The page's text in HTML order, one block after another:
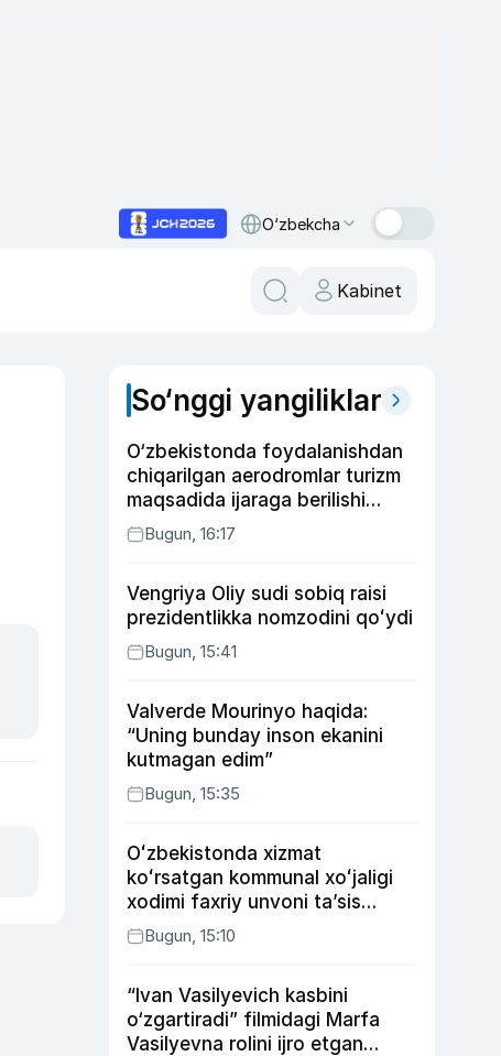
O‘zbekcha
Kabinet
So‘nggi yangiliklar
O‘zbekistonda foydalanishdan
chiqarilgan aerodromlar turizm
maqsadida ijaraga berilishi
mumkin
Bugun, 16:17
Vengriya Oliy sudi sobiq raisi
prezidentlikka nomzodini qoʻydi
Bugun, 15:41
Valverde Mourinyo haqida:
“Uning bunday inson ekanini
kutmagan edim”
Bugun, 15:35
Oʻzbekistonda xizmat
koʻrsatgan kommunal xoʻjaligi
xodimi faxriy unvoni taʼsis
etilishi mumkin
Bugun, 15:10
“Ivan Vasilyevich kasbini
o‘zgartiradi” filmidagi Marfa
Vasilyevna rolini ijro etgan